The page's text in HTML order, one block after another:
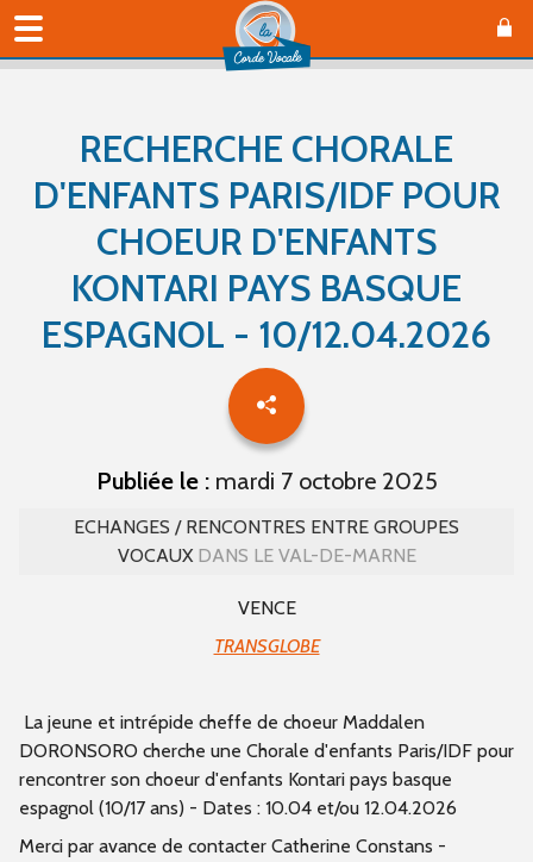
RECHERCHE CHORALE
D'ENFANTS PARIS/IDF POUR
CHOEUR D'ENFANTS
KONTARI PAYS BASQUE
ESPAGNOL - 10/12.04.2026
Publiée le :mardi 7 octobre 2025
ECHANGES / RENCONTRES ENTRE GROUPES
VOCAUXDANS LE VAL-DE-MARNE
VENCE
TRANSGLOBE
La jeune et intrépide cheffe de choeur Maddalen
DORONSORO cherche une Chorale d'enfants Paris/IDF pour
rencontrer son choeur d'enfants Kontari pays basque
espagnol (10/17 ans) - Dates : 10.04 et/ou 12.04.2026
Merci par avance de contacter Catherine Constans -